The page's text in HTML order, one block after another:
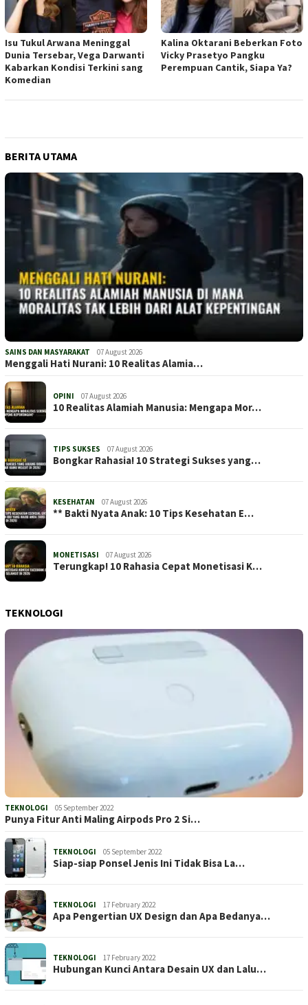
Isu Tukul Arwana Meninggal
Dunia Tersebar, Vega Darwanti
Kabarkan Kondisi Terkini sang
Komedian
Kalina Oktarani Beberkan Foto
Vicky Prasetyo Pangku
Perempuan Cantik, Siapa Ya?
BERITA UTAMA
SAINS DAN MASYARAKAT 07 August 2026
Menggali Hati Nurani: 10 Realitas Alamia…
OPINI 07 August 2026
10 Realitas Alamiah Manusia: Mengapa Mor…
TIPS SUKSES 07 August 2026
Bongkar Rahasia! 10 Strategi Sukses yang…
KESEHATAN 07 August 2026
** Bakti Nyata Anak: 10 Tips Kesehatan E…
MONETISASI 07 August 2026
Terungkap! 10 Rahasia Cepat Monetisasi K…
TEKNOLOGI
TEKNOLOGI 05 September 2022
Punya Fitur Anti Maling Airpods Pro 2 Si…
TEKNOLOGI 05 September 2022
Siap-siap Ponsel Jenis Ini Tidak Bisa La…
TEKNOLOGI 17 February 2022
Apa Pengertian UX Design dan Apa Bedanya…
TEKNOLOGI 17 February 2022
Hubungan Kunci Antara Desain UX dan Lalu…